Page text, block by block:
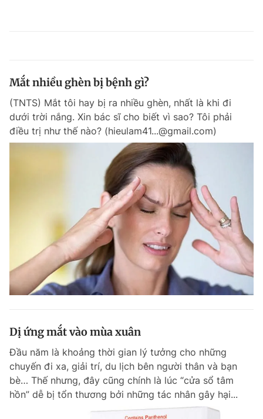
Mắt nhiều ghèn bị bệnh gì?
(TNTS) Mắt tôi hay bị ra nhiều ghèn, nhất là khi đi
dưới trời nắng. Xin bác sĩ cho biết vì sao? Tôi phải
điều trị như thế nào? (hieulam41...@gmail.com)
Dị ứng mắt vào mùa xuân
Đầu năm là khoảng thời gian lý tưởng cho những
chuyến đi xa, giải trí, du lịch bên người thân và bạn
bè… Thế nhưng, đây cũng chính là lúc “cửa sổ tâm
hồn” dễ bị tổn thương bởi những tác nhân gây hại...